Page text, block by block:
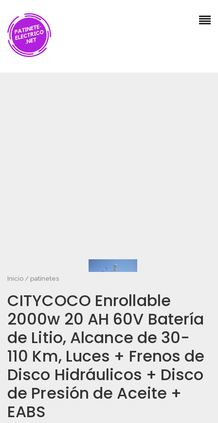
Inicio / patinetes
CITYCOCO Enrollable
2000w 20 AH 60V Batería
de Litio, Alcance de 30-
110 Km, Luces + Frenos de
Disco Hidráulicos + Disco
de Presión de Aceite +
EABS
Valoraciones
Guarda mi nombre, correo electrónico y web en este
navegador para la próxima vez que comente.
Tu puntuación*